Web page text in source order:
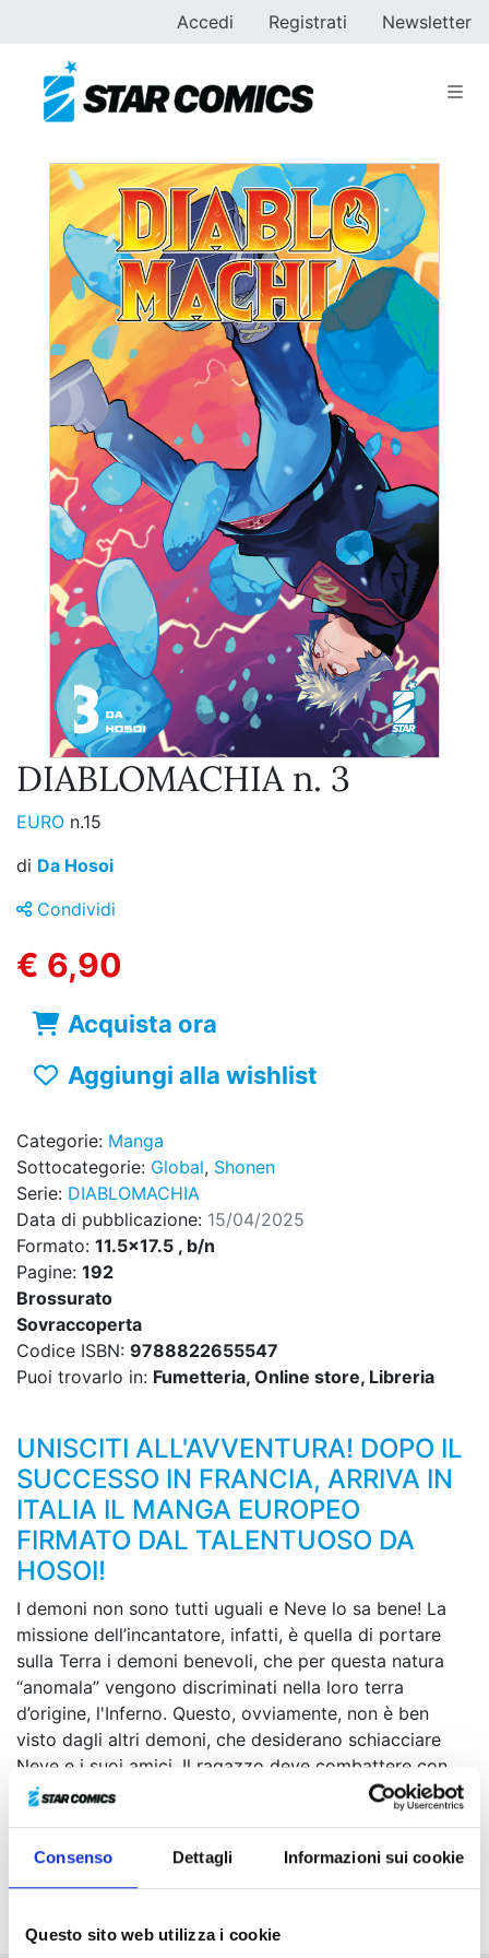
Consenso Dettagli Informazioni sui cookie
Questo sito web utilizza i cookie
Accedi Registrati Newsletter
DIABLOMACHIA n. 3
EURO n.15
di Da Hosoi
Condividi
€ 6,90
Acquista ora
Aggiungi alla wishlist
Categorie: Manga
Sottocategorie: Global, Shonen
Serie: DIABLOMACHIA
Data di pubblicazione: 15/04/2025
Formato: 11.5x17.5 , b/n
Pagine: 192
Brossurato
Sovraccoperta
Codice ISBN: 9788822655547
Puoi trovarlo in: Fumetteria, Online store, Libreria
UNISCITI ALL'AVVENTURA! DOPO IL
SUCCESSO IN FRANCIA, ARRIVA IN
ITALIA IL MANGA EUROPEO
FIRMATO DAL TALENTUOSO DA
HOSOI!
I demoni non sono tutti uguali e Neve lo sa bene! La
missione dell’incantatore, infatti, è quella di portare
sulla Terra i demoni benevoli, che per questa natura
“anomala” vengono discriminati nella loro terra
d’origine, l'Inferno. Questo, ovviamente, non è ben
visto dagli altri demoni, che desiderano schiacciare
Neve e i suoi amici. Il ragazzo deve combattere con
tutte le sue forze, ma non sa che dietro a questa lotta
si nasconde più di quanto immagina… Uno shonen a
italiane che ha perfezionato la sua formazione in